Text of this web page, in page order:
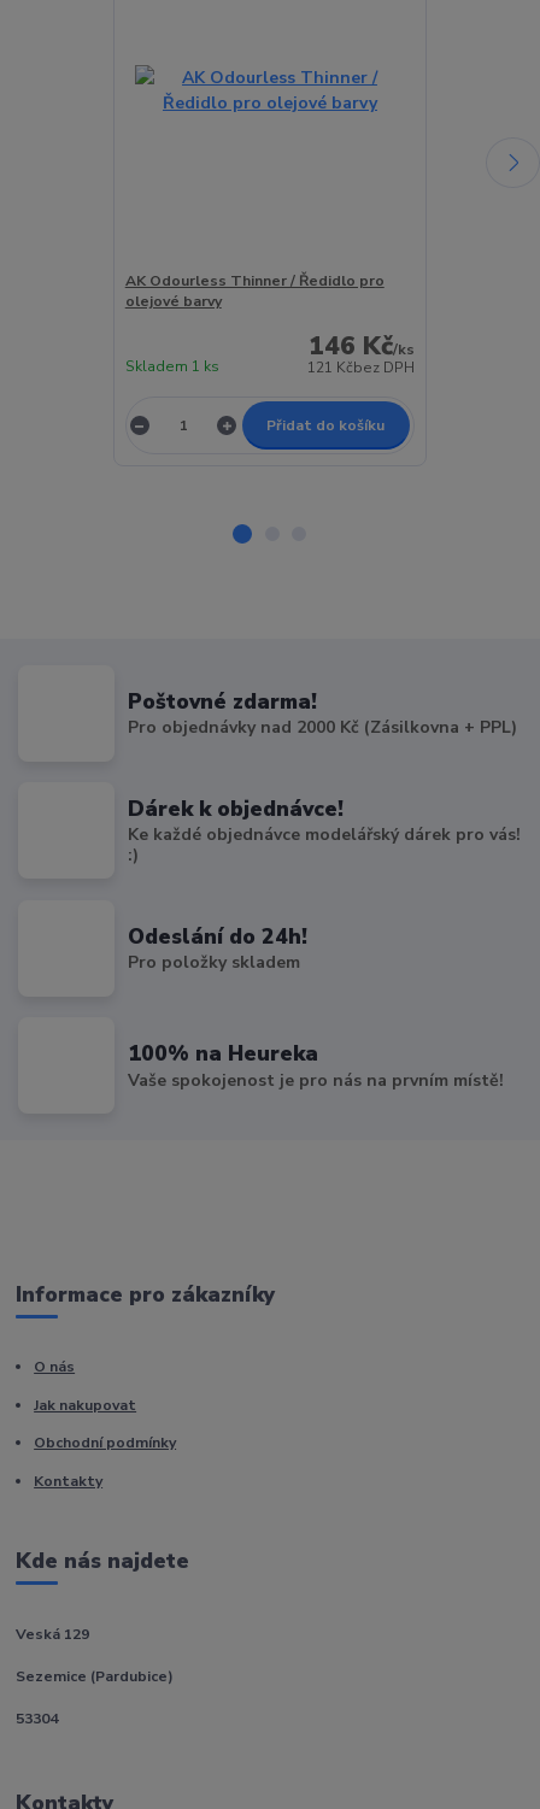
AK Odourless Thinner / Ředidlo pro
olejové barvy
146 Kč/ks
121 Kčbez DPH
Skladem 1 ks
Přidat do košíku
Poštovné zdarma!
Pro objednávky nad 2000 Kč (Zásilkovna + PPL)
Dárek k objednávce!
Ke každé objednávce modelářský dárek pro vás!
:)
Odeslání do 24h!
Pro položky skladem
100% na Heureka
Vaše spokojenost je pro nás na prvním místě!
Informace pro zákazníky
O nás
Jak nakupovat
Obchodní podmínky
Kontakty
Kde nás najdete
Veská 129
Sezemice (Pardubice)
53304
Kontakty